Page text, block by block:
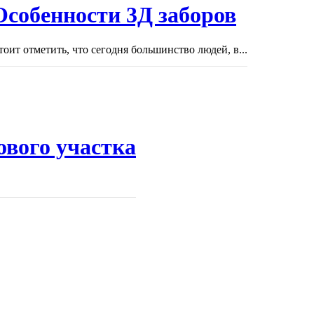
3Д заборов
отметить, что сегодня большинство людей, в...
участка